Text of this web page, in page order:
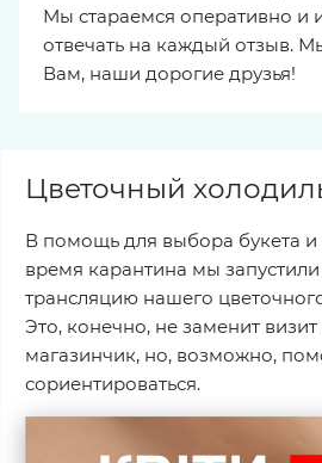
Мы стараемся оперативно и
отвечать на каждый отзыв.
Вам, наши дорогие друзья!
Цветочный
В помощь для выбора букета и
время карантина мы
трансляцию нашего
Это, конечно, не заменит
магазинчик, но, возможно,
сориентироваться.